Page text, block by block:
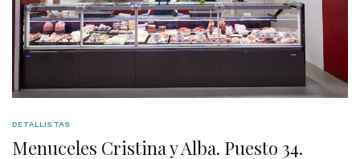
DETALLISTAS
Menuceles Cristina y Alba. Puesto 34.